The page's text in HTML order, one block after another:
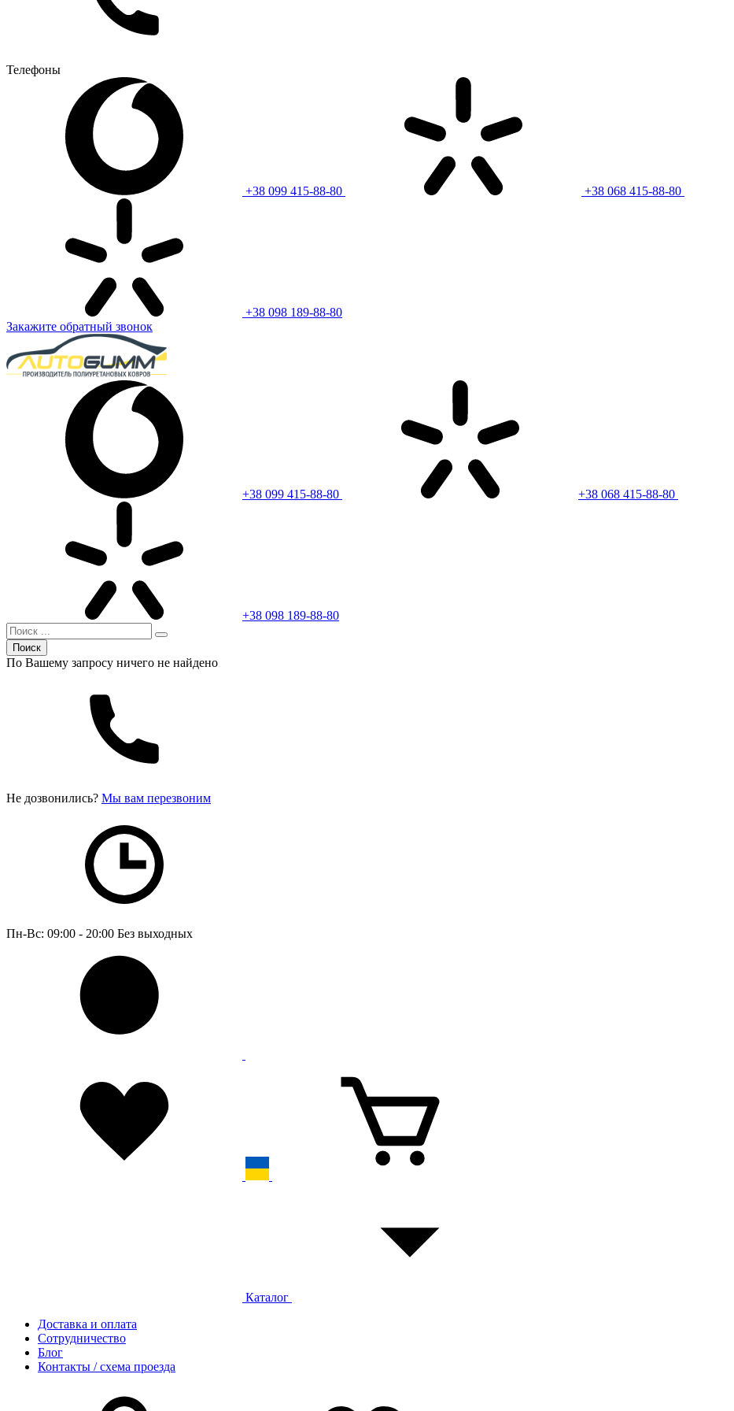
Телефоны
+38 099 415-88-80 +38 068 415-88-80
+38 098 189-88-80
Закажите обратный звонок
+38 099 415-88-80 +38 068 415-88-80
+38 098 189-88-80
Поиск
По Вашему запросу ничего не найдено
Не дозвонились? Мы вам перезвоним
Пн-Вс: 09:00 - 20:00 Без выходных
Каталог
Доставка и оплата
Сотрудничество
Блог
Контакты / схема проезда